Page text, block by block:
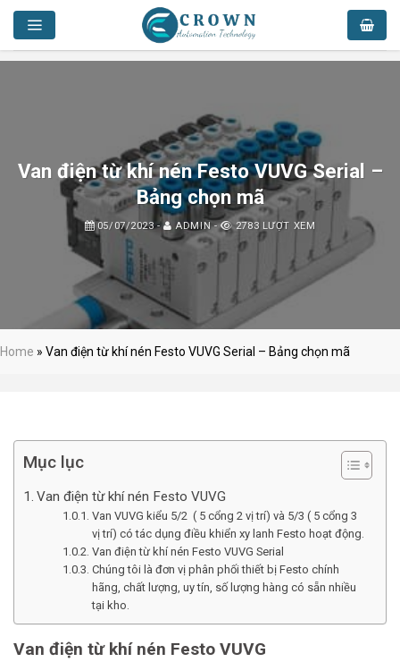
Skip
content
Van điện từ khí nén Festo VUVG Serial –
Bảng chọn mã
05/07/2023- ADMIN- 2783 LƯỢT XEM
Home » Van điện từ khí nén Festo VUVG Serial – Bảng chọn mã
Mục lục
Van điện từ khí nén Festo VUVG
Van VUVG kiểu 5/2 ( 5 cổng 2 vị trí) và 5/3 ( 5 cổng 3
vị trí) có tác dụng điều khiển xy lanh Festo hoạt động.
Van điện từ khí nén Festo VUVG Serial
Chúng tôi là đơn vị phân phối thiết bị Festo chính
hãng, chất lượng, uy tín, số lượng hàng có sẵn nhiều
tại kho.
Van điện từ khí nén Festo VUVG